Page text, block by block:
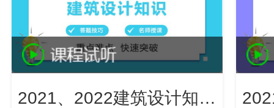
2021、2022建筑设计知识（新）